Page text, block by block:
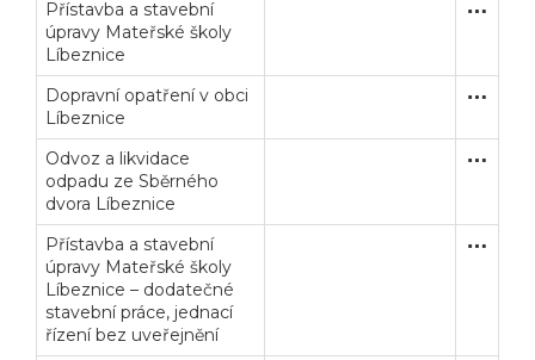
Přístavba a stavební
úpravy Mateřské školy
Líbeznice
Dopravní opatření v obci
Líbeznice
Odvoz a likvidace
odpadu ze Sběrného
dvora Líbeznice
Služby
Přístavba a stavební
úpravy Mateřské školy
Líbeznice – dodatečné
stavební práce, jednací
řízení bez uveřejnění